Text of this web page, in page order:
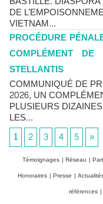
DE
VIETNAM...
PROCÉDURE
COMPLÉMENT
STELLANTIS
COMMUNIQUÉ DE
2026, UN
PLUSIEURS
LES...
1
2 3 4 5 »
Témoignages | Réseau |
Honoraires | Presse |
références |